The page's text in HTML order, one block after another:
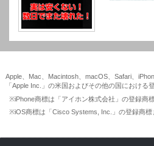
Apple、Mac、Macintosh、macOS、Safari、
「Apple Inc.」の米国およびその他の国における
※iPhone商標は「アイホン株式会社」の登録商
※iOS商標は「Cisco Systems, Inc.」の登録商標